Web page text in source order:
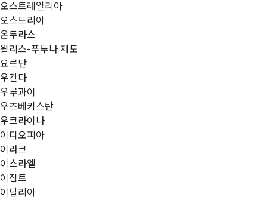
오스트레일리아
오스트리아
온두라스
왈리스-푸투나 제도
요르단
우간다
우루과이
우즈베키스탄
우크라이나
이디오피아
이라크
이스라엘
이집트
이탈리아